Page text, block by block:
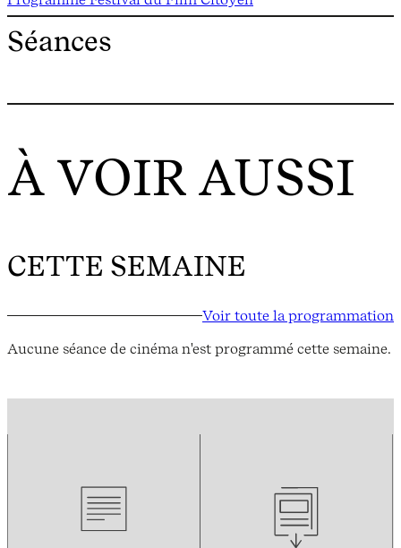
Séances
À VOIR AUSSI
CETTE SEMAINE
Voir toute la programmation
Aucune séance de cinéma n'est programmé cette semaine.